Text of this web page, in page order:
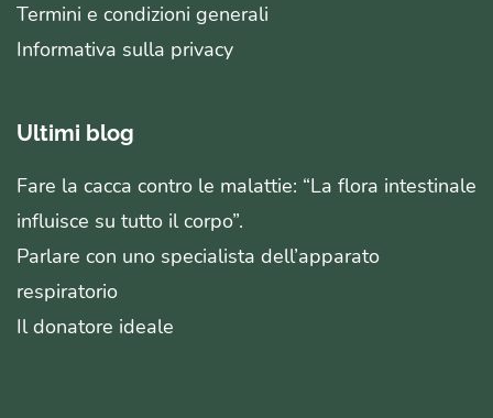
Termini e condizioni generali
Informativa sulla privacy
Ultimi blog
Fare la cacca contro le malattie: “La flora intestinale
influisce su tutto il corpo”.
Parlare con uno specialista dell’apparato
respiratorio
Il donatore ideale